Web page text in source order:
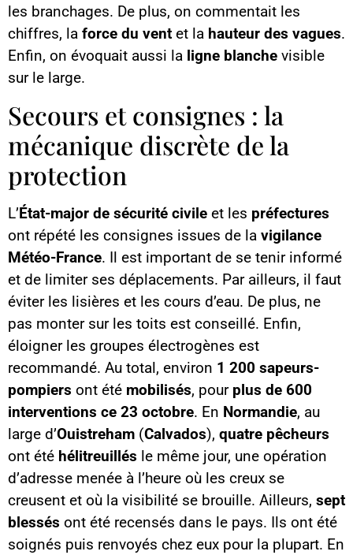
les branchages. De plus, on commentait les
chiffres, la force du vent et la hauteur des vagues.
Enfin, on évoquait aussi la ligne blanche visible
sur le large.
Secours et consignes : la
mécanique discrète de la
protection
L’État-major de sécurité civile et les préfectures
ont répété les consignes issues de la vigilance
Météo-France. Il est important de se tenir informé
et de limiter ses déplacements. Par ailleurs, il faut
éviter les lisières et les cours d’eau. De plus, ne
pas monter sur les toits est conseillé. Enfin,
éloigner les groupes électrogènes est
recommandé. Au total, environ 1 200 sapeurs-
pompiers ont été mobilisés, pour plus de 600
interventions ce 23 octobre. En Normandie, au
large d’Ouistreham (Calvados), quatre pêcheurs
ont été hélitreuillés le même jour, une opération
d’adresse menée à l’heure où les creux se
creusent et où la visibilité se brouille. Ailleurs, sept
blessés ont été recensés dans le pays. Ils ont été
soignés puis renvoyés chez eux pour la plupart. En